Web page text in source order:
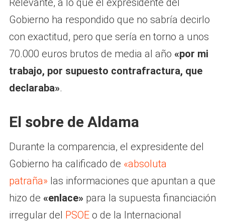
Gobierno ha respondido que no sabría decirlo
con exactitud, pero que sería en torno a unos
70.000 euros brutos de media al año «por mi
trabajo, por supuesto contrafractura, que
declaraba».
El sobre de Aldama
Durante la comparencia, el expresidente del
Gobierno ha calificado de «absoluta
patraña» las informaciones que apuntan a que
hizo de «enlace» para la supuesta financiación
irregular del PSOEo de la Internacional